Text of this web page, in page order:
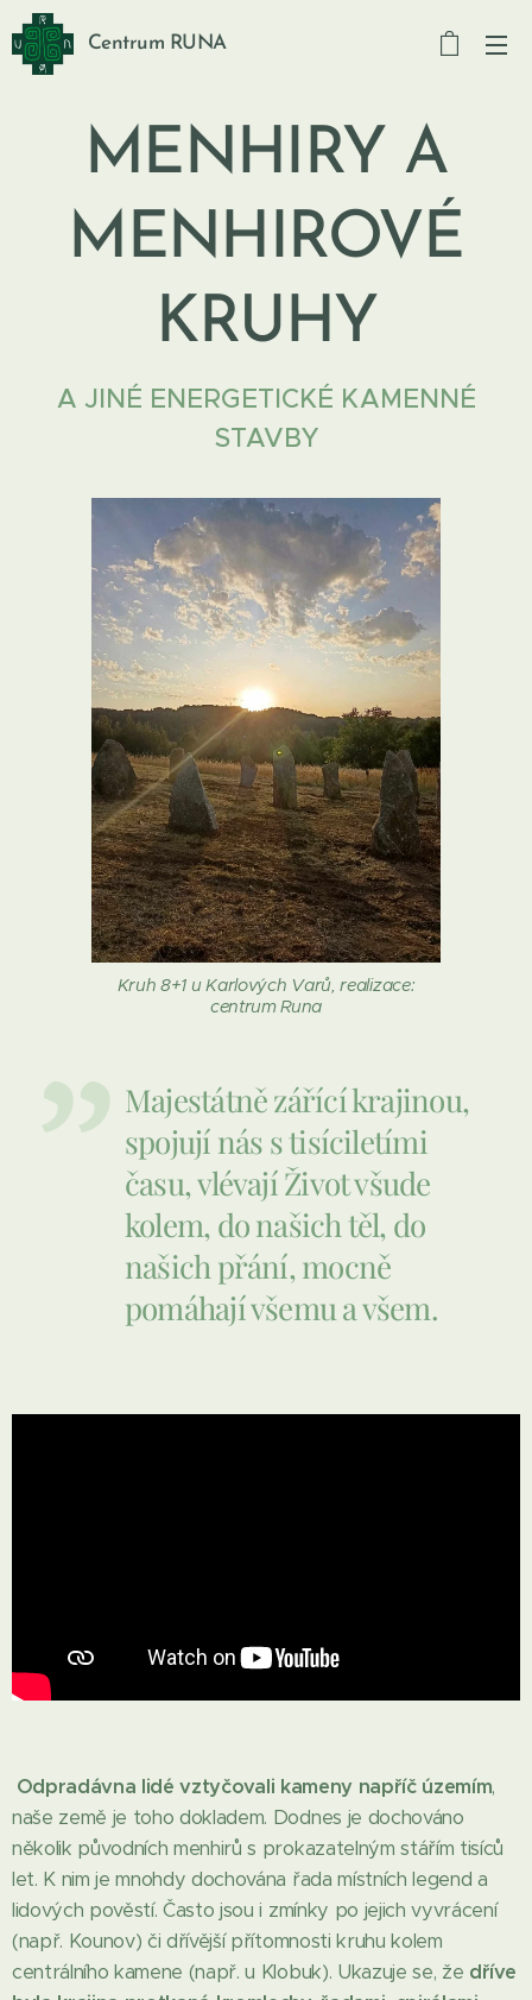
Centrum RUNA
MENHIRY A
MENHIROVÉ
KRUHY
A JINÉ ENERGETICKÉ KAMENNÉ
STAVBY
Kruh 8+1 u Karlových Varů, realizace:
centrum Runa
Majestátně zářící krajinou,
spojují nás s tisíciletími
času, vlévají Život všude
kolem, do našich těl, do
našich přání, mocně
pomáhají všemu a všem.
Odpradávna lidé vztyčovali kameny napříč územím,
naše země je toho dokladem. Dodnes je dochováno
několik původních menhirů s prokazatelným stářím tisíců
let. K nim je mnohdy dochována řada místních legend a
lidových pověstí. Často jsou i zmínky po jejich vyvrácení
(např. Kounov) či dřívější přítomnosti kruhu kolem
centrálního kamene (např. u Klobuk). Ukazuje se, že dříve